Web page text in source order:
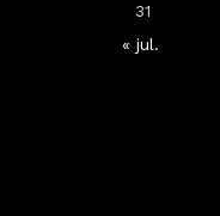
31
« jul.